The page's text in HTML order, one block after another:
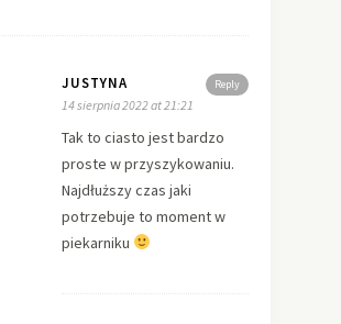
Reply
JUSTYNA
14 sierpnia 2022 at 21:21
Tak to ciasto jest bardzo
proste w przyszykowaniu.
Najdłuższy czas jaki
potrzebuje to moment w
piekarniku